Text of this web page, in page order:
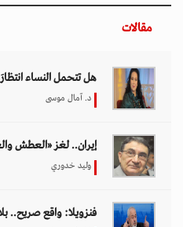
مقالات
هل تتحمل النساء انتظارَ 286
د. آمال موسى
إيران.. لغز «العطش
وليد خدوري
فنزويلا: واقع صريح..